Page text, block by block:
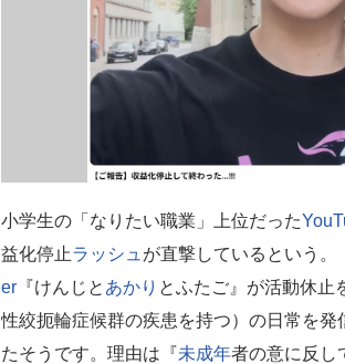
小学生の「なりたい職業」上位だった
益化停止ラッシュ が直撃しているという
er 『けんじと あかり とふたご』が活動休止
性絞扼輪症候群の疾患を持つ）の日常を
たそうです。理由は『未成年者の意に反し